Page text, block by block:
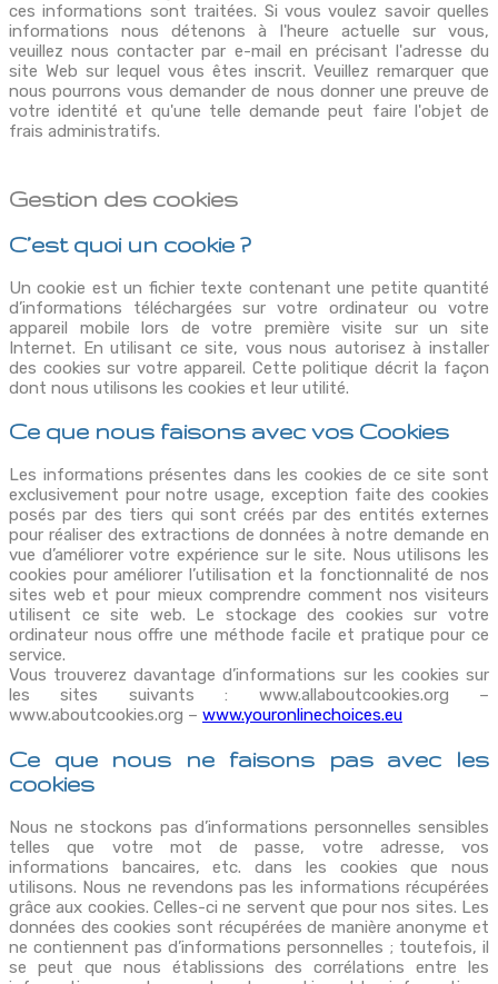
ces informations sont traitées. Si vous voulez savoir quelles
informations nous détenons à l'heure actuelle sur vous,
veuillez nous contacter par e-mail en précisant l'adresse du
site Web sur lequel vous êtes inscrit. Veuillez remarquer que
nous pourrons vous demander de nous donner une preuve de
votre identité et qu'une telle demande peut faire l'objet de
frais administratifs.
Gestion des cookies
C’est quoi un cookie ?
Un cookie est un fichier texte contenant une petite quantité
d’informations téléchargées sur votre ordinateur ou votre
appareil mobile lors de votre première visite sur un site
Internet. En utilisant ce site, vous nous autorisez à installer
des cookies sur votre appareil. Cette politique décrit la façon
dont nous utilisons les cookies et leur utilité.
Ce que nous faisons avec vos Cookies
Les informations présentes dans les cookies de ce site sont
exclusivement pour notre usage, exception faite des cookies
posés par des tiers qui sont créés par des entités externes
pour réaliser des extractions de données à notre demande en
vue d’améliorer votre expérience sur le site. Nous utilisons les
cookies pour améliorer l’utilisation et la fonctionnalité de nos
sites web et pour mieux comprendre comment nos visiteurs
utilisent ce site web. Le stockage des cookies sur votre
ordinateur nous offre une méthode facile et pratique pour ce
service.
Vous trouverez davantage d’informations sur les cookies sur
les sites suivants : www.allaboutcookies.org –
www.aboutcookies.org – www.youronlinechoices.eu
Ce que nous ne faisons pas avec les
cookies
Nous ne stockons pas d’informations personnelles sensibles
telles que votre mot de passe, votre adresse, vos
informations bancaires, etc. dans les cookies que nous
utilisons. Nous ne revendons pas les informations récupérées
grâce aux cookies. Celles-ci ne servent que pour nos sites. Les
données des cookies sont récupérées de manière anonyme et
ne contiennent pas d’informations personnelles ; toutefois, il
se peut que nous établissions des corrélations entre les